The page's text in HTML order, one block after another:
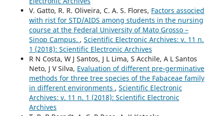
V. Gatto, R. R. Oliveira, C. A. S. Flores, Factors associed
with rist for STD/AIDS among students in the nursing
course at the Federal University of Mato Grosso –
Sinop Campus. , Scientific Electronic Archives: v. 11 n.
1 (2018): Scientific Electronic Archives
R N Costa, W J Santos, J L Lima, S Acchile, A L Santos
Neto, J V Silva, Evaluation of different pre-germinative
methods for three tree species of the Fabaceae family
in different environments , Scientific Electronic
Archives: v. 11 n. 1 (2018): Scientific Electronic
Archives